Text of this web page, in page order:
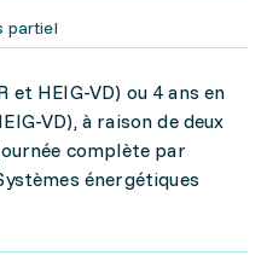
partiel
et HEIG-VD) ou 4 ans en
VD), à raison de deux
complète par
énergétiques